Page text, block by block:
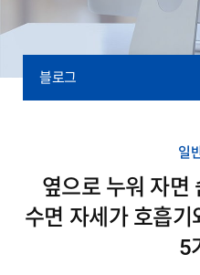
블로그
일
옆으로 누워 자면
수면 자세가 호흡
5